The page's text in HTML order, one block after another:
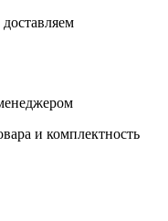
и комплектность